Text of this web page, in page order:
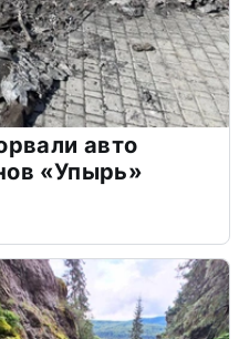
авто
«Упырь»